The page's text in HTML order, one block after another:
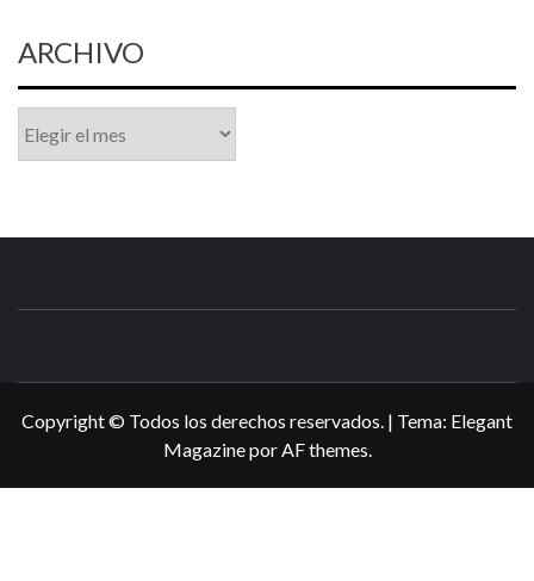
ARCHIVO
Copyright © Todos los derechos reservados. | Tema: Elegant
MagazineporAF themes.